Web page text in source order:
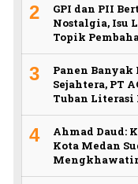
2
GPI dan PII
Nostalgia, Isu
Topik
3
Panen Banyak
Sejahtera, PT
Tuban Literasi
4
Ahmad Daud:
Kota Medan